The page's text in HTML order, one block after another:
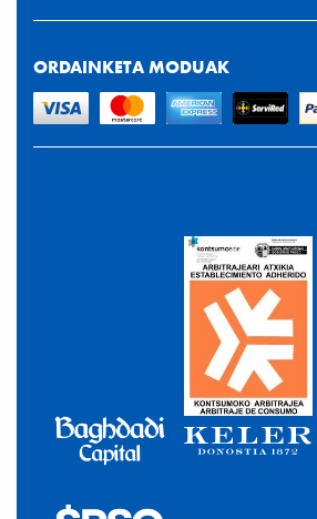
ORDAINKETA MODUAK